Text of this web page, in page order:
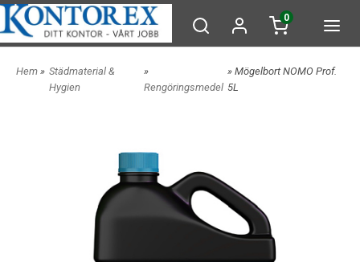
0
Hem » Städmaterial &
Hygien
»
Rengöringsmedel
» Mögelbort NOMO Prof.
5L